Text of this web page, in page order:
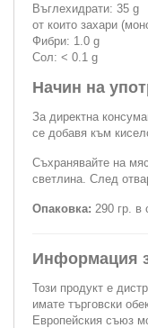
Въглехидрати: 35 g
от които захари
Фибри: 1.0 g
Сол: < 0.1 g
Начин на
За директна
се добавя към
Съхранявайте на
светлина. След
Опаковка: 290 гр. в
Информация
Този продукт е
имате търговски
Европейския съюз